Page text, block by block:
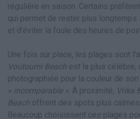
régulière en saison. Certains
qui permet de rester plus longtemps
et d’éviter la foule des heures de
Une fois sur place, les plages sont
Voutoumi Beach est la plus célèbre,
photographiée pour la couleur de
« incomparable ». À proximité, Vrika
Beach offrent des spots plus
Beaucoup choisissent ces plages